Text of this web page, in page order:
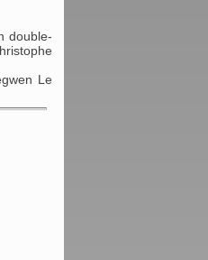
double-
Le